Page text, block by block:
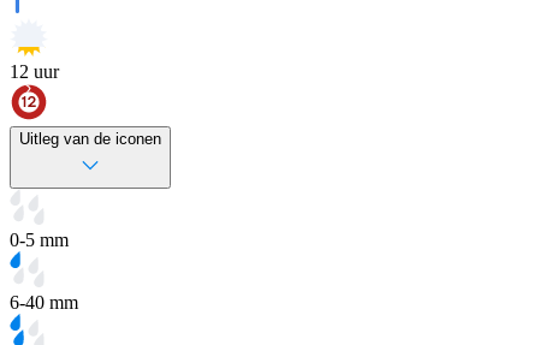
12 uur
Uitleg van de iconen
0-5 mm
6-40 mm